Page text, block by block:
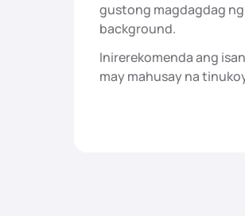
gustong magdagdag
background.
Inirerekomenda ang
may mahusay na